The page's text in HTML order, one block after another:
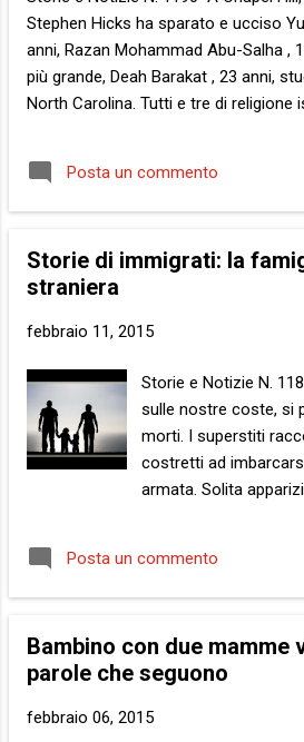
immaginato lì dentro? Quando la luce
quella che hai solo sognato ti ...
Stephen Hicks ha sparato e ucciso
anni, Razan Mohammad Abu-Salha ,
più grande, Deah Barakat , 23 anni,
North Carolina. Tutti e tre di religione
nel cosiddetto fiore degli anni. Tre
Musulmani . Un aggettivo, è così,
vocali, lettere e suoni. E altrettante
minacciano. Perché non reggono ,
un pazzo , sono sicuri. E’ un incidente
No, la religione non c’entra , ripetono.
umana non ha limiti , osservano. Non
auspicano. Perché quella è tutta
E’ l’atto di ...
Posta un commento
Storie di immigrati: la
straniera
febbraio 11, 2015
Storie e Notizie N.
sulle nostre coste, si
morti. I superstiti
costretti ad
armata. Solita
Comunitaria, per
reazione, perché
Nondimeno, c’è
qui… C’era una volta
Papà era un
Posta un commento
Bambino con due mamme
parole che seguono
febbraio 06, 2015